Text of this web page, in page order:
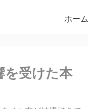
ホーム
を受けた本